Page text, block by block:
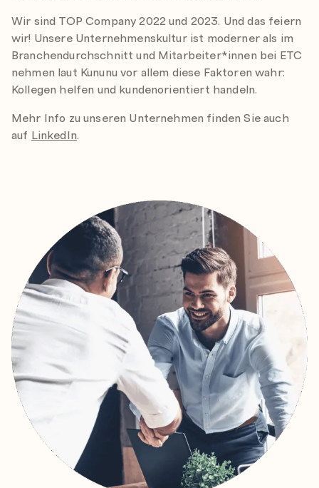
Wir sind TOP Company 2022 und 2023. Und das feiern
wir! Unsere Unternehmenskultur ist moderner als im
Branchendurchschnitt und Mitarbeiter*innen bei ETC
nehmen laut Kununu vor allem diese Faktoren wahr:
Kollegen helfen und kundenorientiert handeln.
Mehr Info zu unseren Unternehmen finden Sie auch
auf LinkedIn.